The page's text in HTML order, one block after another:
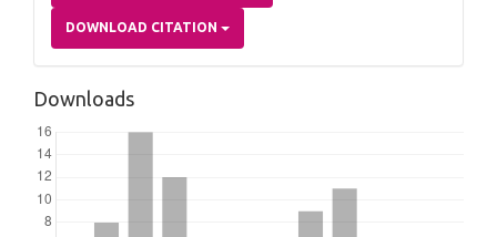
DOWNLOAD CITATION
Downloads